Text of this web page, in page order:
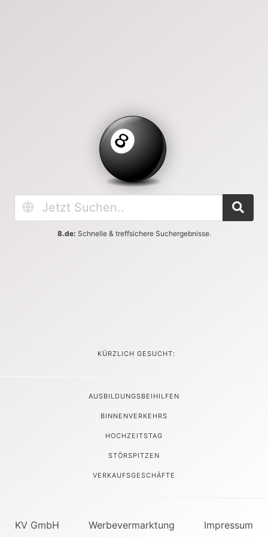
8.de: Schnelle & treffsichere Suchergebnisse.
KÜRZLICH GESUCHT:
AUSBILDUNGSBEIHILFEN
BINNENVERKEHRS
HOCHZEITSTAG
STÖRSPITZEN
VERKAUFSGESCHÄFTE
KV GmbH Werbevermarktung Impressum